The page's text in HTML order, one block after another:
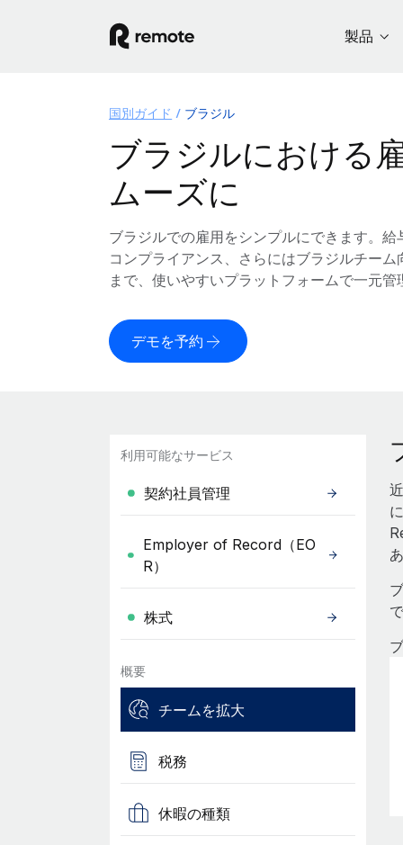
製品
国別ガイド ブラジル
ブラジルにおける
ムーズに
ブラジルでの雇用をシンプルにできます。
コンプライアンス、さらにはブラジルチー
まで、使いやすいプラットフォームで一元管
デモを予約
利用可能なサービス
契約社員管理
Employer of Record（EO
R）
株式
概要
チームを拡大
税務
休暇の種類